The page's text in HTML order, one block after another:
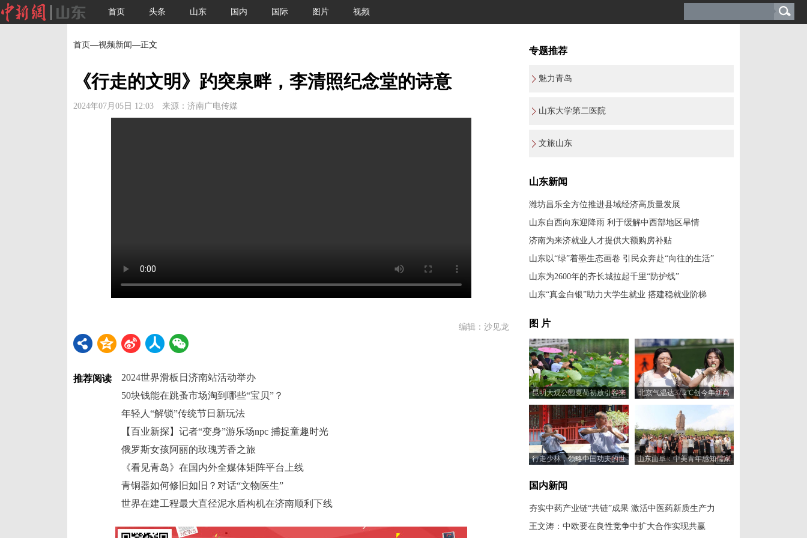
首页 头条 山东 国内 国际 图片 视频
首页—视频新闻—正文
《行走的文明》趵突泉畔，李清照纪念堂的诗意
2024年07月05日 12:03 来源：济南广电传媒
编辑：沙见龙
推荐阅读
2024世界滑板日济南站活动举办
50块钱能在跳蚤市场淘到哪些“宝贝”？
年轻人“解锁”传统节日新玩法
【百业新探】记者“变身”游乐场npc 捕捉童趣时光
俄罗斯女孩阿丽的玫瑰芳香之旅
《看见青岛》在国内外全媒体矩阵平台上线
青铜器如何修旧如旧？对话“文物医生”
世界在建工程最大直径泥水盾构机在济南顺利下线
专题推荐
魅力青岛
山东大学第二医院
文旅山东
山东新闻
潍坊昌乐全方位推进县域经济高质量发展
山东自西向东迎降雨 利于缓解中西部地区旱情
济南为来济就业人才提供大额购房补贴
山东以“绿”着墨生态画卷 引民众奔赴“向往的生活”
山东为2600年的齐长城拉起千里“防护线”
山东“真金白银”助力大学生就业 搭建稳就业阶梯
图 片
昆明大观公园夏荷初放引客来 北京气温达37.2℃创今年新高
行走少林，领略中国功夫的世
山东曲阜：中美青年感知儒家
国内新闻
夯实中药产业链“共链”成果 激活中医药新质生产力
王文涛：中欧要在良性竞争中扩大合作实现共赢